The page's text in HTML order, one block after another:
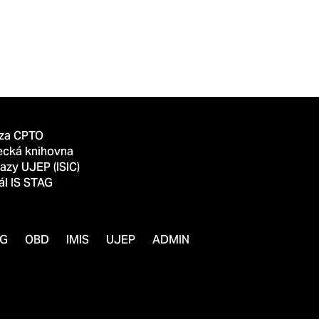
CPTO
knihovna
UJEP (ISIC)
IS STAG
OBD IMIS UJEP ADMIN